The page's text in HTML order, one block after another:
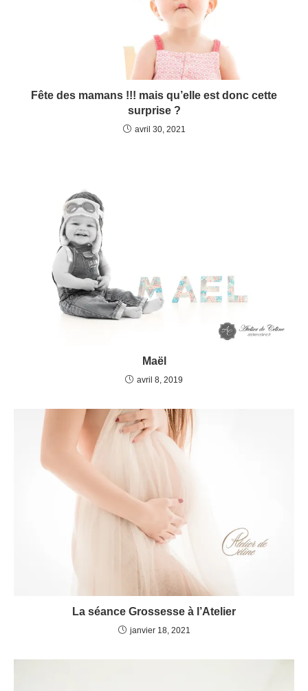
Fête des mamans !!! mais qu’elle est donc cette
surprise ?
avril 30, 2021
Maël
avril 8, 2019
La séance Grossesse à l’Atelier
janvier 18, 2021